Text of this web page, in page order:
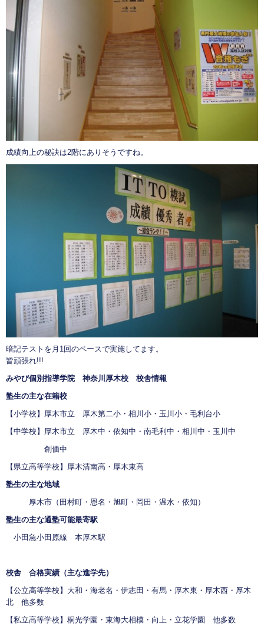
成績向上の秘訣は2階にありそうですね。
暗記テストを月1回のペースで実施してます。
皆頑張れ!!!
みやび個別指導学院 神奈川厚木校 校舎情報
塾生の主な在籍校
【小学校】厚木市立 厚木第二小・相川小・玉川小・毛利台小
【中学校】厚木市立 厚木中・依知中・南毛利中・相川中・玉川中
創価中
【県立高等学校】厚木清南高・厚木東高
塾生の主な地域
厚木市（田村町・恩名・旭町・岡田・温水・依知）
塾生の主な通塾可能最寄駅
小田急小田原線 本厚木駅
校舎 合格実績（主な進学先）
【公立高等学校】大和・海老名・伊志田・有馬・厚木東・厚木西・厚木
北 他多数
【私立高等学校】桐光学園・東海大相模・向上・立花学園 他多数